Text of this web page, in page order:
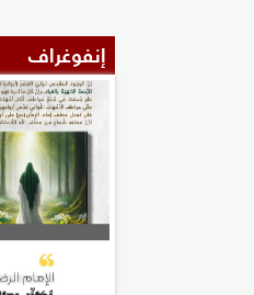
إنفوغراف